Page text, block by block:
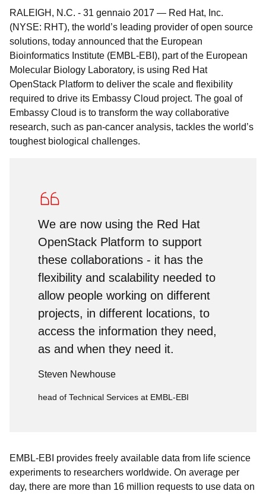
RALEIGH, N.C. - 31 gennaio 2017 — Red Hat, Inc.
(NYSE: RHT), the world’s leading provider of open source
solutions, today announced that the European
Bioinformatics Institute (EMBL-EBI), part of the European
Molecular Biology Laboratory, is using Red Hat
OpenStack Platform to deliver the scale and flexibility
required to drive its Embassy Cloud project. The goal of
Embassy Cloud is to transform the way collaborative
research, such as pan-cancer analysis, tackles the world’s
toughest biological challenges.
We are now using the Red Hat
OpenStack Platform to support
these collaborations - it has the
flexibility and scalability needed to
allow people working on different
projects, in different locations, to
access the information they need,
as and when they need it.
Steven Newhouse
head of Technical Services at EMBL-EBI
EMBL-EBI provides freely available data from life science
experiments to researchers worldwide. On average per
day, there are more than 16 million requests to use data on